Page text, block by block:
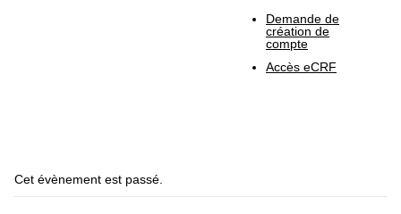
Demande de
création de
compte
Accès eCRF
Cet évènement est passé.